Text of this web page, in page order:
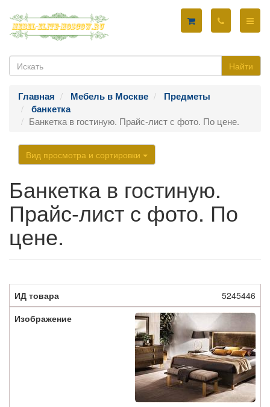
Найти
Главная Мебель в Москве
Предметы
банкетка
Банкетка в гостиную. Прайс-лист с фото. По цене.
Вид просмотра и сортировки
Банкетка в гостиную.
Прайс-лист с фото. По
цене.
5245446